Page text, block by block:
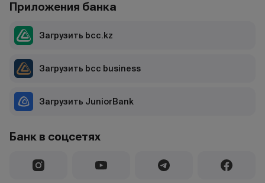
Банк в соцсетях
Приложения банка
Загрузить bcc.kz
Загрузить bcc business
Загрузить JuniorBank